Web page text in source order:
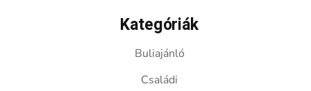
Kategóriák
Buliajánló
Családi